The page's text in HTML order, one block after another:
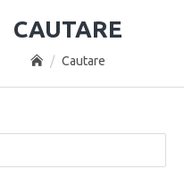
Cautare
CAUTARE